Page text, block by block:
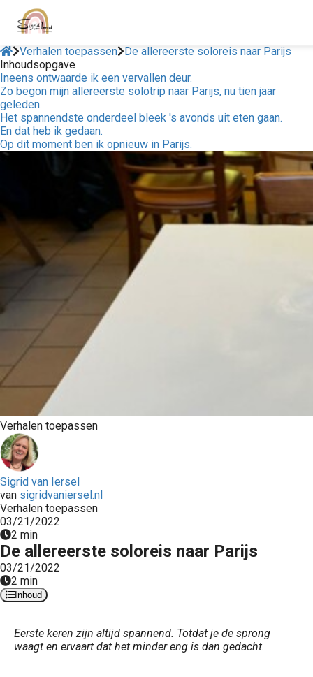
Verhalen toepassen
De allereerste soloreis naar Parijs
Inhoudsopgave
Ineens ontwaarde ik een vervallen deur.
Zo begon mijn allereerste solotrip naar Parijs, nu tien jaar
geleden.
Het spannendste onderdeel bleek 's avonds uit eten gaan.
En dat heb ik gedaan.
Op dit moment ben ik opnieuw in Parijs.
Verhalen toepassen
Sigrid van Iersel
van sigridvaniersel.nl
Verhalen toepassen
03/21/2022
2 min
De allereerste soloreis naar Parijs
03/21/2022
2 min
Inhoud
Eerste keren zijn altijd spannend. Totdat je de sprong
waagt en ervaart dat het minder eng is dan gedacht.